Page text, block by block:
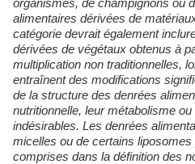
alimentaires dérivées de
catégorie devrait également
dérivées de végétaux obtenus à
multiplication non traditionnelles,
entraînent des modifications
de la structure des denrées
nutritionnelle, leur métabolisme
indésirables. Les denrées
micelles ou de certains
comprises dans la définition des